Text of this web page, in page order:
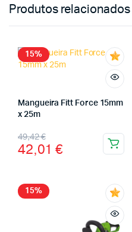
Produtos relacionados
15%
Mangueira Fitt Force 15mm
x 25m
49,42€
42,01 €
15%